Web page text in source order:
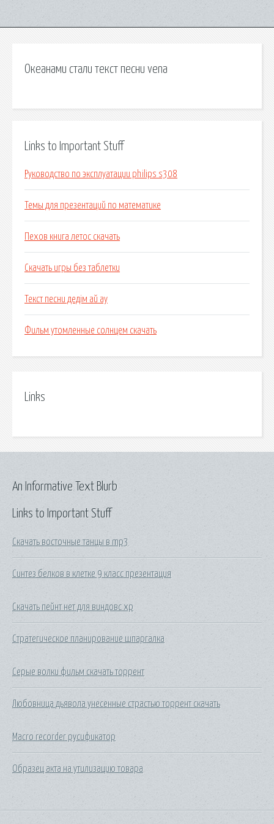
Океанами стали текст песни vena
Links to Important Stuff
Руководство по эксплуатации philips s308
Темы для презентаций по математике
Пехов книга летос скачать
Скачать игры без таблетки
Текст песни дедім ай ау
Фильм утомленные солнцем скачать
Links
Links to Important Stuff
Скачать восточные танцы в mp3
Синтез белков в клетке 9 класс презентация
Скачать пейнт нет для виндовс хр
Стратегическое планирование шпаргалка
Серые волки фильм скачать торрент
Любовница дьявола унесенные страстью торрент скачать
Macro recorder русификатор
Образец акта на утилизацию товара
An Informative Text Blurb